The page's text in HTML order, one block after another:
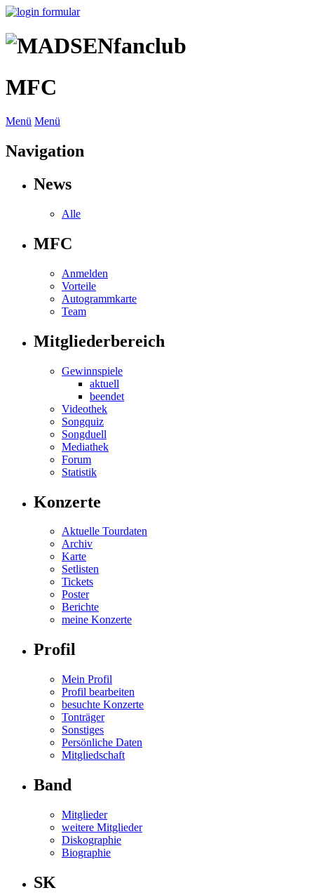
MFC
Menü Menü
Navigation
News
Alle
MFC
Anmelden
Vorteile
Autogrammkarte
Team
Mitgliederbereich
Gewinnspiele
aktuell
beendet
Videothek
Songquiz
Songduell
Mediathek
Forum
Statistik
Konzerte
Aktuelle Tourdaten
Archiv
Karte
Setlisten
Tickets
Poster
Berichte
meine Konzerte
Profil
Mein Profil
Profil bearbeiten
besuchte Konzerte
Tonträger
Sonstiges
Persönliche Daten
Mitgliedschaft
Band
Mitglieder
weitere Mitglieder
Diskographie
Biographie
SK